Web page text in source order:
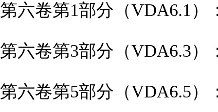
第六卷第1部分（VDA6.1）
第六卷第3部分（VDA6.3）
第六卷第5部分（VDA6.5）